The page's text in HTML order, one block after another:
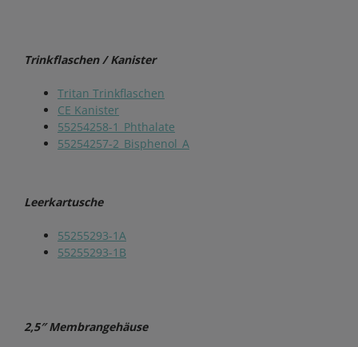
Trinkflaschen / Kanister
Tritan Trinkflaschen
CE Kanister
55254258-1_Phthalate
55254257-2_Bisphenol_A
Leerkartusche
55255293-1A
55255293-1B
2,5″ Membrangehäuse